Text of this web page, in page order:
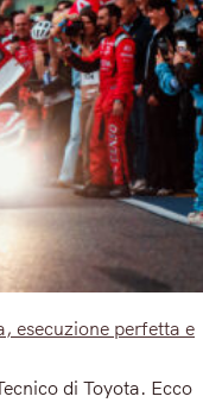
esecuzione perfetta e
di Toyota. Ecco